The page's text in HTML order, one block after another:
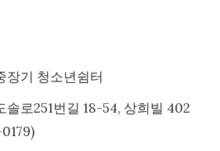
장기 청소년쉼터
솔로251번길 18-54, 상희빌 402